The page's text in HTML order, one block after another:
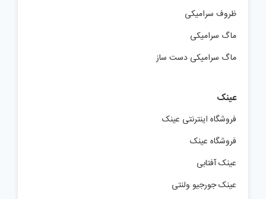
ظروف سرامیکی
ماگ سرامیکی
ماگ سرامیکی دست ساز
عینک
فروشگاه اینترنتی عینک
فروشگاه عینک
عینک آفتابی
عینک جورجیو ولنتی